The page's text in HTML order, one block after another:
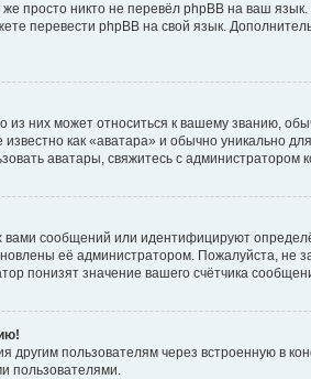
просто никто не перевёл phpBB на ваш
перевести phpBB на свой язык.
них может относиться к вашему званию,
как «аватара» и обычно уникально
аватары, свяжитесь с администратором
сообщений или идентифицируют
её администратором. Пожалуйста,
понизят значение вашего счётчика
другим пользователям через встроенную в
пользователями.